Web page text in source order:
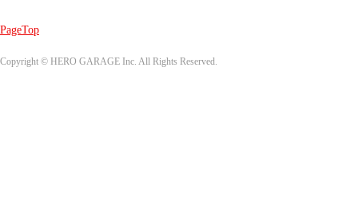
PageTop
Copyright © HERO GARAGE Inc. All Rights Reserved.